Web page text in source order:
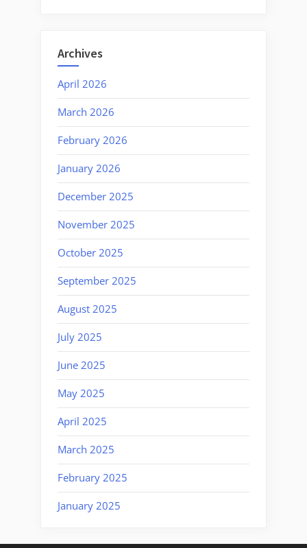
Archives
April 2026
March 2026
February 2026
January 2026
December 2025
November 2025
October 2025
September 2025
August 2025
July 2025
June 2025
May 2025
April 2025
March 2025
February 2025
January 2025